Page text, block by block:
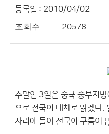
등록일 : 2010/04/02
조회수 20578
주말인 3일은 중국 중부지
으로 전국이 대체로 맑겠다.
자리에 들어 전국이 구름이